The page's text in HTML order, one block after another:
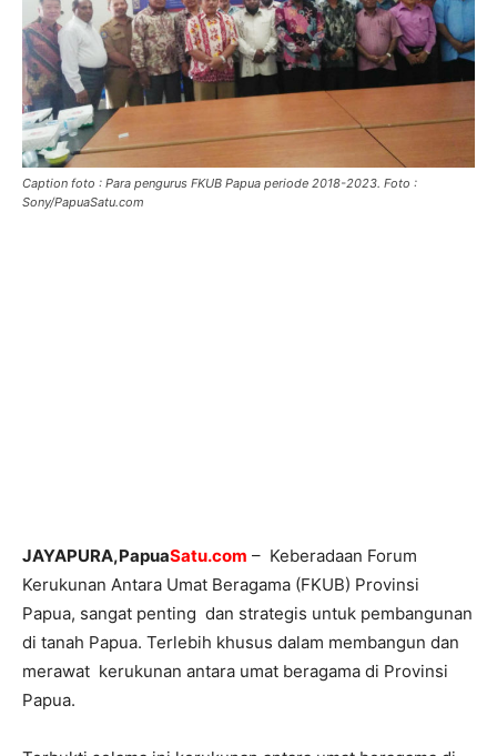
Caption foto : Para pengurus FKUB Papua periode 2018-2023. Foto :
Sony/PapuaSatu.com
JAYAPURA,PapuaSatu.com – Keberadaan Forum
Kerukunan Antara Umat Beragama (FKUB) Provinsi
Papua, sangat penting dan strategis untuk pembangunan
di tanah Papua. Terlebih khusus dalam membangun dan
merawat kerukunan antara umat beragama di Provinsi
Papua.